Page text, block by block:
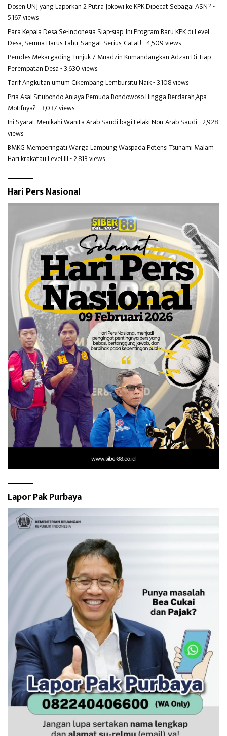
Dosen UNJ yang Laporkan 2 Putra Jokowi ke KPK Dipecat Sebagai ASN?-
5,167 views
Para Kepala Desa Se-Indonesia Siap-siap, Ini Program Baru KPK di Level
Desa, Semua Harus Tahu, Sangat Serius, Catat!- 4,509 views
Pemdes Mekargading Tunjuk 7 Muadzin Kumandangkan Adzan Di Tiap
Perempatan Desa- 3,630 views
Tarif Angkutan umum Cikembang Lembursitu Naik- 3,108 views
Pria Asal Situbondo Aniaya Pemuda Bondowoso Hingga Berdarah,Apa
Motifnya?- 3,037 views
Ini Syarat Menikahi Wanita Arab Saudi bagi Lelaki Non-Arab Saudi- 2,928
views
BMKG Memperingati Warga Lampung Waspada Potensi Tsunami Malam
Hari krakatau Level III- 2,813 views
Hari Pers Nasional
Lapor Pak Purbaya